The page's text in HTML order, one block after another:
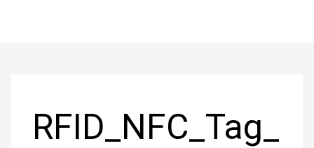
RFID_NFC_Tag_